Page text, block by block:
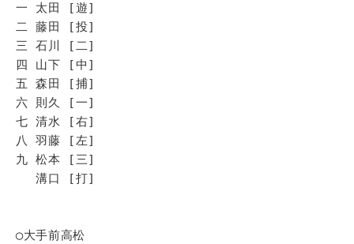
一 太田 [遊]
二 藤田 [投]
三 石川 [二]
四 山下 [中]
五 森田 [捕]
六 則久 [一]
七 清水 [右]
八 羽藤 [左]
九 松本 [三]
溝口 [打]
◯大手前高松